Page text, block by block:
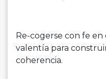
Re-cogerse con fe
valentía para
coherencia.